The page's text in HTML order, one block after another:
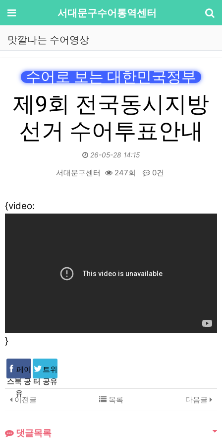
메뉴 서대문구수어통역센터
맛깔나는 수어영상
수어로 보는 대한민국정부
제9회 전국동시지방
선거 수어투표안내
26-05-28 14:15
서대문구센터 247회 0건
본문
{video:
}
페이
스북 공
유
트위
터 공유
이전글
다음글
목록
댓글목록